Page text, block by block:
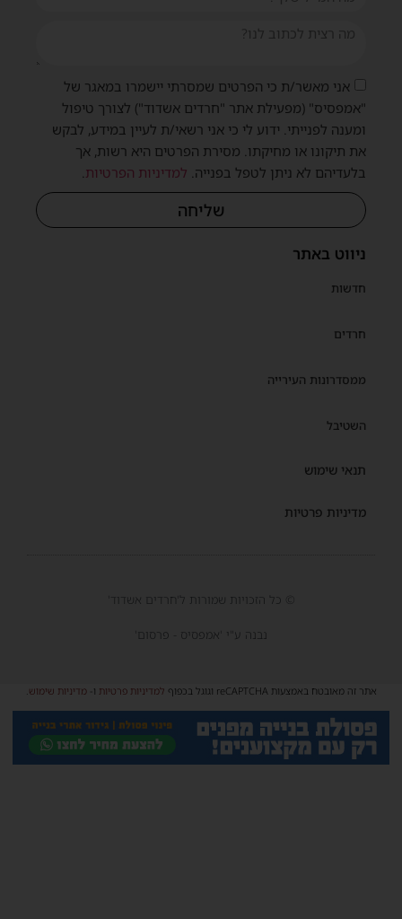
ניווט באתר
חדשות
חרדים
ממסדרונות העירייה
השטיבל
תנאי שימוש
מדיניות פרטיות
אני מאשר/ת כי הפרטים שמסרתי יישמרו במאגר של
"אמפסיס" (מפעילת אתר "חרדים אשדוד") לצורך טיפול
ומענה לפנייתי. ידוע לי כי אני רשאי/ת לעיין במידע, לבקש
את תיקונו או מחיקתו. מסירת הפרטים היא רשות, אך
בלעדיהם לא ניתן לטפל בפנייה.למדיניות הפרטיות.
שליחה
© כל הזכויות שמורות ל'חרדים אשדוד'
נבנה ע"י 'אמפסיס - פרסום'
אתר זה מאובטח באמצעות reCAPTCHA וגוגל בכפוף למדיניות פרטיותו-מדיניות שימוש.